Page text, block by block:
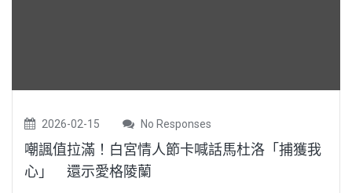
2026-02-15 No Responses
嘲諷值拉滿！白宮情人節卡喊話馬杜洛「捕獲我
心」 還示愛格陵蘭